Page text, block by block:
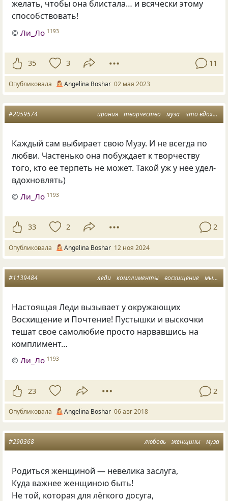
желать, чтобы она блистала… и всячески этому
способствовать!
©Ли_Ло 1193
35 3 11
Опубликовала Angelina Boshar 02 мая 2023
ирония творчество муза что вдохновляет
#2059574
Каждый сам выбирает свою Музу. И не всегда по
любви. Частенько она побуждает к творчеству
того, кто ее терпеть не может. Такой уж у нее удел-
вдохновлять)
©Ли_Ло 1193
33 2 2
Опубликовала Angelina Boshar 12 ноя 2024
леди комплименты восхищение мысли
#1139484
Настоящая Леди вызывает у окружающих
Восхищение и Почтение! Пустышки и выскочки
тешат свое самолюбие просто нарвавшись на
комплимент…
©Ли_Ло 1193
23 2
Опубликовала Angelina Boshar 06 авг 2018
любовь женщины муза
#290368
Родиться женщиной — невелика заслуга,
Куда важнее женщиною быть!
Не той, которая для лёгкого досуга,